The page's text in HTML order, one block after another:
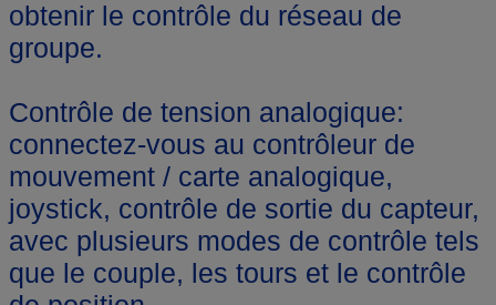
obtenir le contrôle du réseau de
groupe.
Contrôle de tension analogique:
connectez-vous au contrôleur de
mouvement / carte analogique,
joystick, contrôle de sortie du capteur,
avec plusieurs modes de contrôle tels
que le couple, les tours et le contrôle